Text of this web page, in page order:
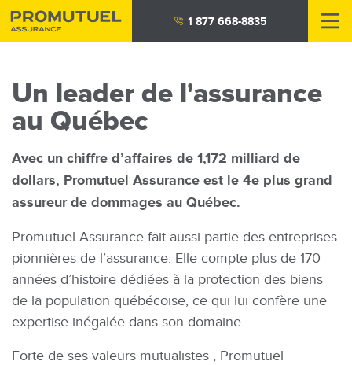
Aller
au
1 877 668-8835
Un leader de l'assurance
au Québec
Avec un chiffre d’affaires de 1,172 milliard de
dollars, Promutuel Assurance est le 4e plus grand
assureur de dommages au Québec.
Promutuel Assurance fait aussi partie des entreprises
pionnières de l’assurance. Elle compte plus de 170
années d’histoire dédiées à la protection des biens
de la population québécoise, ce qui lui confère une
expertise inégalée dans son domaine.
Forte de ses valeurs mutualistes , Promutuel